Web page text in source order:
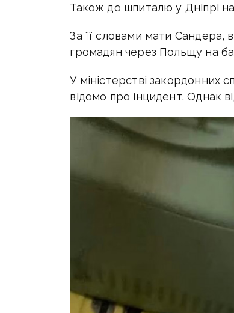
Також до шпиталю у Дніпрі
За її словами мати Сандера,
громадян через Польщу на
У міністерстві закордонних
відомо про інцидент. Однак